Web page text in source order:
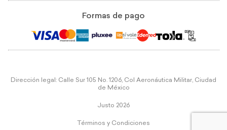
Formas de pago
Dirección legal: Calle Sur 105 No. 1206, Col Aeronáutica Militar, Ciudad
de México
Justo 2026
Términos y Condiciones